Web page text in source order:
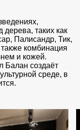
дерева, таких как
Палисандр, Тик,
комбинация
и кожей.
Балан создаёт
среде, в